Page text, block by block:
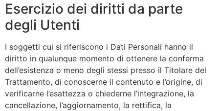
Esercizio dei diritti da parte
degli Utenti
I soggetti cui si riferiscono i Dati Personali hanno il
diritto in qualunque momento di ottenere la conferma
dell’esistenza o meno degli stessi presso il Titolare del
Trattamento, di conoscerne il contenuto e l’origine, di
verificarne l’esattezza o chiederne l’integrazione, la
cancellazione, l’aggiornamento, la rettifica, la